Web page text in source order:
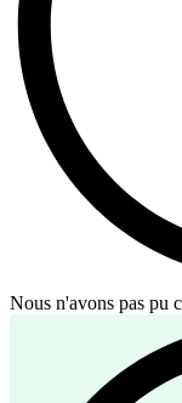
Nous n'avons pas pu